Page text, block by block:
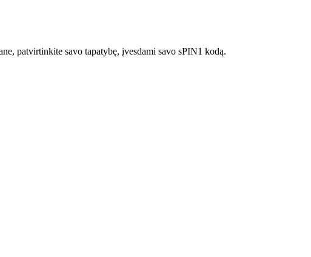
patvirtinkite savo tapatybę, įvesdami savo sPIN1 kodą.